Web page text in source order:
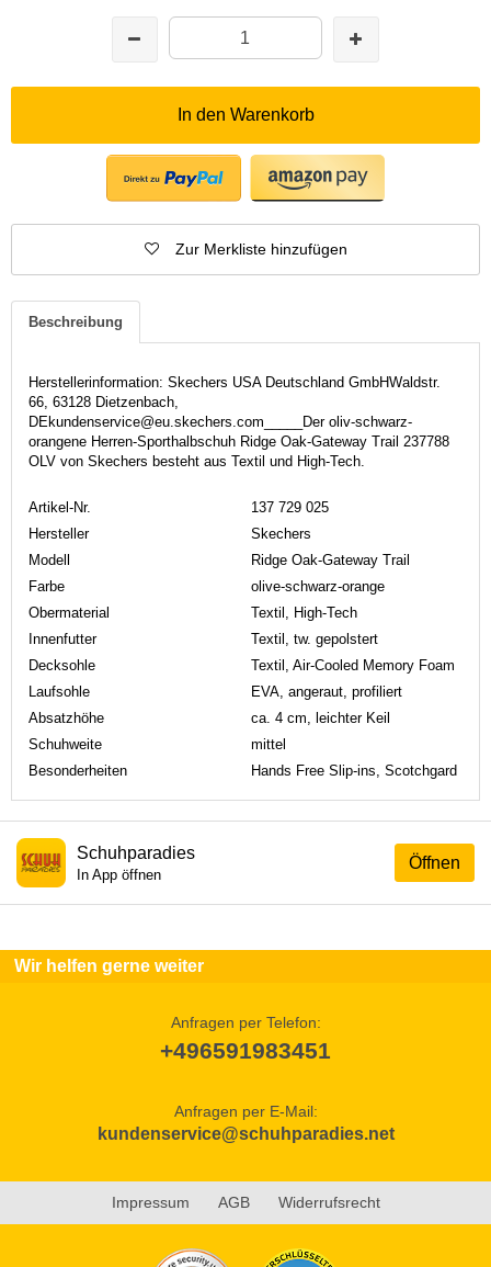
In den Warenkorb
Zur Merkliste hinzufügen
Beschreibung
Herstellerinformation: Skechers USA Deutschland GmbHWaldstr.
66, 63128 Dietzenbach,
DEkundenservice@eu.skechers.com_____Der oliv-schwarz-
orangene Herren-Sporthalbschuh Ridge Oak-Gateway Trail 237788
OLV von Skechers besteht aus Textil und High-Tech.
Artikel-Nr.
137 729 025
Hersteller
Skechers
Modell
Ridge Oak-Gateway Trail
Farbe
olive-schwarz-orange
Obermaterial
Textil, High-Tech
Innenfutter
Textil, tw. gepolstert
Decksohle
Textil, Air-Cooled Memory Foam
Laufsohle
EVA, angeraut, profiliert
Absatzhöhe
ca. 4 cm, leichter Keil
Schuhweite
mittel
Besonderheiten
Hands Free Slip-ins, Scotchgard
Öffnen
Schuhparadies
In App öffnen
Wir helfen gerne weiter
Anfragen per Telefon:
+496591983451
Anfragen per E-Mail:
kundenservice@schuhparadies.net
Impressum AGB Widerrufsrecht